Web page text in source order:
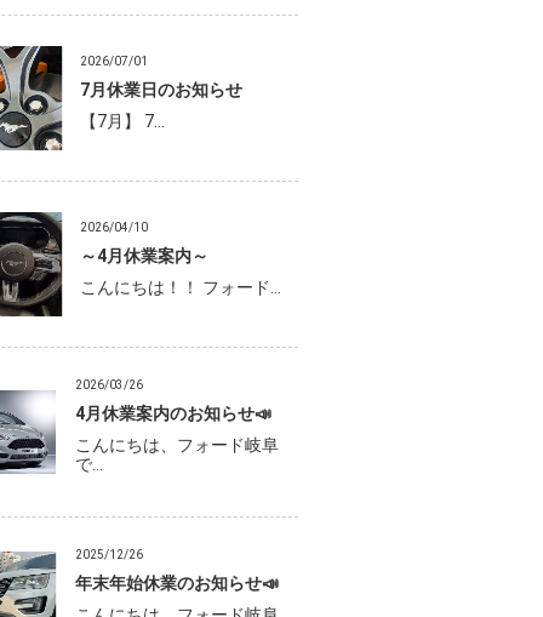
2026/07/01
7月休業日のお知らせ
【7月】 7…
2026/04/10
～4月休業案内～
こんにちは！！ フォード…
2026/03/26
4月休業案内のお知らせ📣
こんにちは、フォード岐阜
で…
2025/12/26
年末年始休業のお知らせ📣